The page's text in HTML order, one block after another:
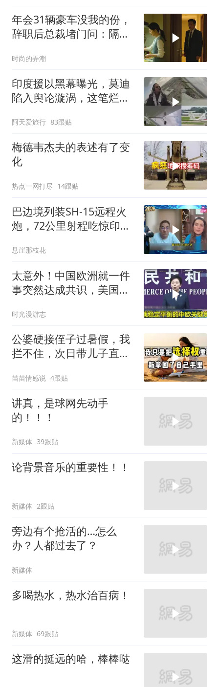
年会31辆豪车没我的份，
辞职后总裁堵门问：隔壁
时尚的弄潮
印度援以黑幕曝光，莫迪
陷入舆论漩涡，这笔烂账
阿天爱旅行 83跟贴
梅德韦杰夫的表述有了变
化
热点一网打尽 14跟贴
巴边境列装SH-15远程火
炮，72公里射程吃惊印度
悬崖那枝花
太意外！中国欧洲就一件
事突然达成共识，美国这
时光漫游志
公婆硬接侄子过暑假，我
拦不住，次日带儿子直飞
苗苗情感说 4跟贴
讲真，是球网先动手
的！！！
新媒体 39跟贴
论背景音乐的重要性！！
新媒体 2跟贴
旁边有个抢活的…怎么
办？人都过去了？
新媒体
多喝热水，热水治百病！
新媒体 69跟贴
这滑的挺远的哈，棒棒哒